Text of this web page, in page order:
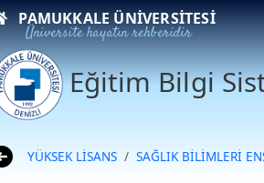
PAMUKKALE ÜNIVERSITESI
Üniversite hayatın rehberidir
Eğitim Bilgi
YÜKSEK LİSANS SAĞLIK BİLİMLERİ